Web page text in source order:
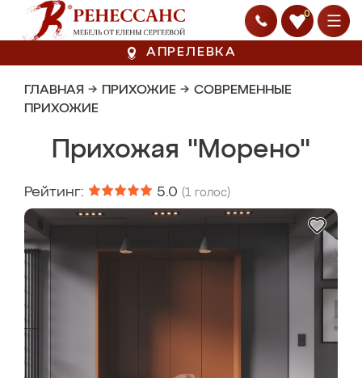
0
АПРЕЛЕВКА
ГЛАВНАЯ → ПРИХОЖИЕ → СОВРЕМЕННЫЕ
ПРИХОЖИЕ
Прихожая "Морено"
Рейтинг: 5.0 (1 голос)